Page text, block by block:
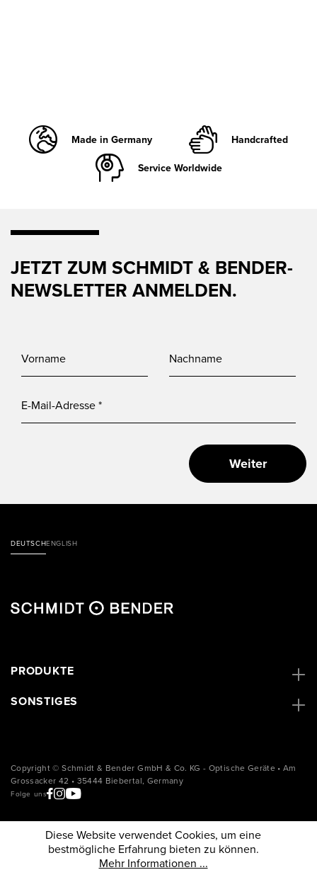
Made in Germany
Handcrafted
Service Worldwide
DEUTSCHENGLISH
PRODUKTE
SONSTIGES
JETZT ZUM SCHMIDT & BENDER-
NEWSLETTER ANMELDEN.
Weiter
Copyright © Schmidt & Bender GmbH & Co. KG - Optische Geräte • Am
Grossacker 42 • 35444 Biebertal, Germany
Folge uns
Diese Website verwendet Cookies, um eine
bestmögliche Erfahrung bieten zu können.
Mehr Informationen ...